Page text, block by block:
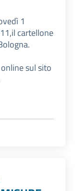
1
cartellone
sul sito